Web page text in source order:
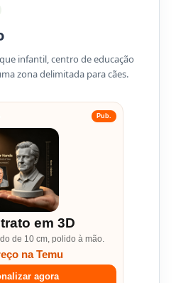
infantil, centro de educação
zona delimitada para cães.
Pub.
em 3D
de 10 cm, polido à mão.
na Temu
agora